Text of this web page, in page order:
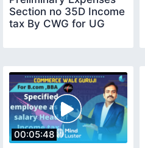
Section no 35D Income
tax By CWG for UG
00:05:48